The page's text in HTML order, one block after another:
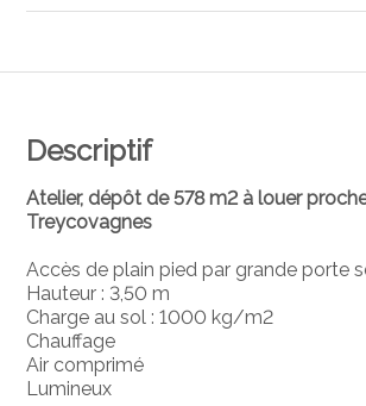
Descriptif
Atelier, dépôt de 578 m2 à louer
Treycovagnes
Accès de plain pied par grande porte
Hauteur : 3,50 m
Charge au sol : 1000 kg/m2
Chauffage
Air comprimé
Lumineux